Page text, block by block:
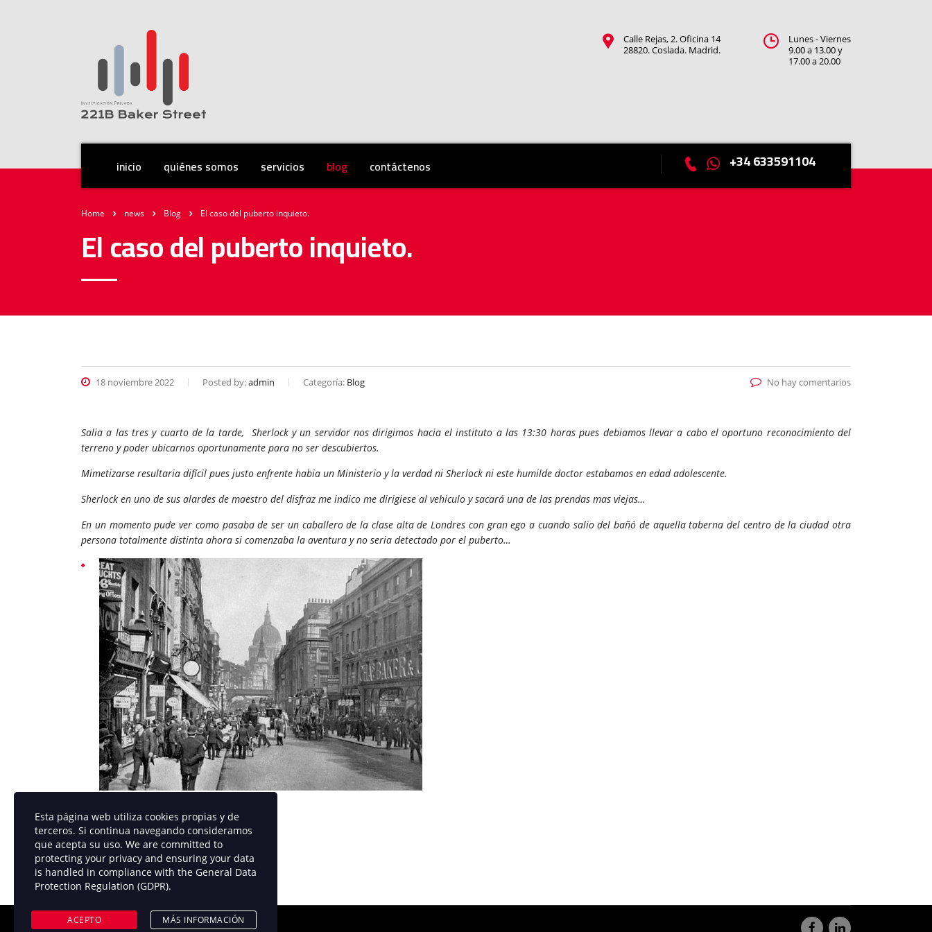
Lunes - Viernes
9.00 a 13.00 y
17.00 a 20.00
Calle Rejas, 2. Oficina 14
28820. Coslada. Madrid.
inicio quiénes somos servicios blog contáctenos +34 633591104
Home news Blog El caso del puberto inquieto.
El caso del puberto inquieto.
18 noviembre 2022 Posted by:admin Categoría: Blog No hay comentarios
Salia a las tres y cuarto de la tarde, Sherlock y un servidor nos dirigimos hacia el instituto a las 13:30 horas pues debiamos llevar a cabo el oportuno reconocimiento del
terreno y poder ubicarnos oportunamente para no ser descubiertos.
Mimetizarse resultaria difícil pues justo enfrente habia un Ministerio y la verdad ni Sherlock ni este humilde doctor estabamos en edad adolescente.
Sherlock en uno de sus alardes de maestro del disfraz me indico me dirigiese al vehiculo y sacará una de las prendas mas viejas…
En un momento pude ver como pasaba de ser un caballero de la clase alta de Londres con gran ego a cuando salio del bañó de aquella taberna del centro de la ciudad otra
persona totalmente distinta ahora si comenzaba la aventura y no seria detectado por el puberto…
Tarjeta de Identidad Profesional (TIP): 4.959
Esta página web utiliza cookies propias y de
terceros. Si continua navegando consideramos
que acepta su uso. We are committed to
protecting your privacy and ensuring your data
is handled in compliance with the General Data
Protection Regulation (GDPR).
ACEPTO MÁS INFORMACIÓN